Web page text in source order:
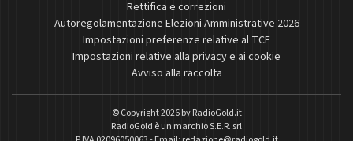
Rettifica e correzioni
Autoregolamentazione Elezioni Amministrative 2026
Impostazioni preferenze relative al TCF
Impostazioni relative alla privacy e ai cookie
Avviso alla raccolta
© Copyright 2026 byRadioGold.it
RadioGold è un marchio S.E.R. srl